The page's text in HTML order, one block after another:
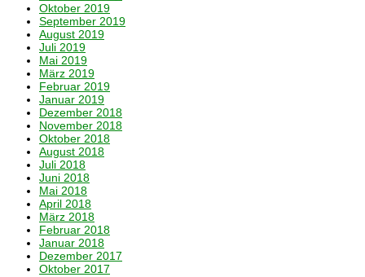
Oktober 2019
September 2019
August 2019
Juli 2019
Mai 2019
März 2019
Februar 2019
Januar 2019
Dezember 2018
November 2018
Oktober 2018
August 2018
Juli 2018
Juni 2018
Mai 2018
April 2018
März 2018
Februar 2018
Januar 2018
Dezember 2017
Oktober 2017